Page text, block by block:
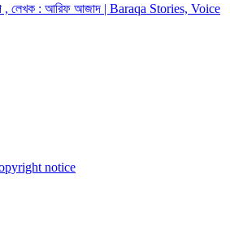
, লেখক : আরিফ আজাদ | Baraqa Stories, Voice
notice